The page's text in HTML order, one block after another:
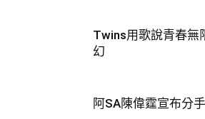
Twins用歌說青春無
幻
阿SA陳偉霆宣布分